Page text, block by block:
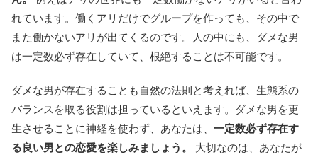
れています。働くアリだけでグループを作っても、その中で
また働かないアリが出てくるのです。人の中にも、ダメな男
は一定数必ず存在していて、根絶することは不可能です。
ダメな男が存在することも自然の法則と考えれば、生態系の
バランスを取る役割は担っているといえます。ダメな男を更
生させることに神経を使わず、あなたは、 一定数必ず存在す
る良い男との恋愛を楽しみましょう。
大切なのは、あなたが